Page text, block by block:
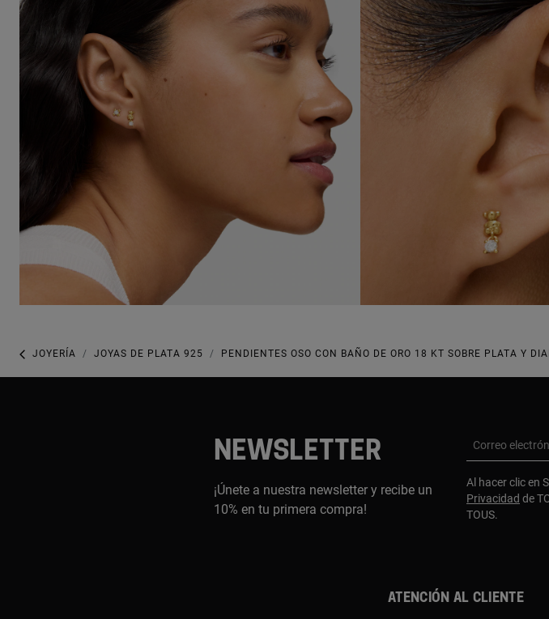
JOYERÍA JOYAS DE PLATA 925 PENDIENTES OSO CON BAÑO DE ORO 18 KT SOBRE PLATA Y
NEWSLETTER
¡Únete a nuestra newsletter y recibe un
10% en tu primera compra!
Correo
Al hacer clic en
Privacidad de
TOUS.
Atención al cliente